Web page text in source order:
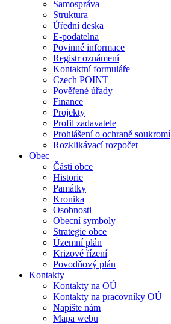
Samospráva
Struktura
Úřední deska
E-podatelna
Povinné informace
Registr oznámení
Kontaktní formuláře
Czech POINT
Pověřené úřady
Finance
Projekty
Profil zadavatele
Prohlášení o ochraně soukromí
Rozklikávací rozpočet
Obec
Části obce
Historie
Památky
Kronika
Osobnosti
Obecní symboly
Strategie obce
Územní plán
Krizové řízení
Povodňový plán
Kontakty
Kontakty na OÚ
Kontakty na pracovníky OÚ
Napište nám
Mapa webu